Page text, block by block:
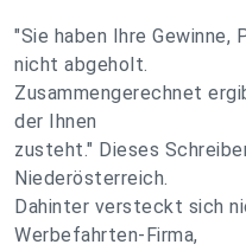
"Sie haben Ihre Gewinne,
nicht abgeholt.
Zusammengerechnet
der Ihnen
zusteht." Dieses
Niederösterreich.
Dahinter versteckt sich
Werbefahrten-Firma,